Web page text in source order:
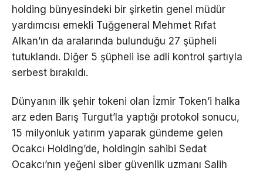
holding bünyesindeki bir şirketin genel müdür
yardımcısı emekli Tuğgeneral Mehmet Rıfat
Alkan’ın da aralarında bulunduğu 27 şüpheli
tutuklandı. Diğer 5 şüpheli ise adli kontrol şartıyla
serbest bırakıldı.
Dünyanın ilk şehir tokeni olan İzmir Token’i halka
arz eden Barış Turgut’la yaptığı protokol sonucu,
15 milyonluk yatırım yaparak gündeme gelen
Ocakcı Holding’de, holdingin sahibi Sedat
Ocakcı’nın yeğeni siber güvenlik uzmanı Salih